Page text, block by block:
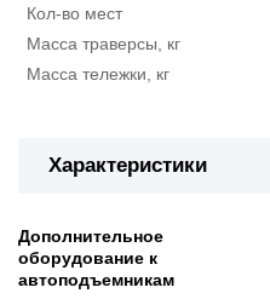
Кол-во мест
Масса траверсы, кг
Масса тележки, кг
Характеристики
Дополнительное
оборудование к
автоподъемникам